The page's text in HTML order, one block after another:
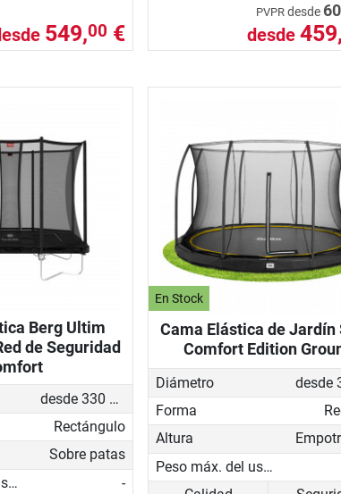
549,00 €
PVPR desde
desde
Berg Ultim
de Seguridad
desde 330 cm
Rectángulo
Sobre patas
Peso máx. del usuario
-
En Stock
Cama Elástica de Jardín
Comfort Edition
Diámetro
Forma
Altura
Peso máx. del usuario